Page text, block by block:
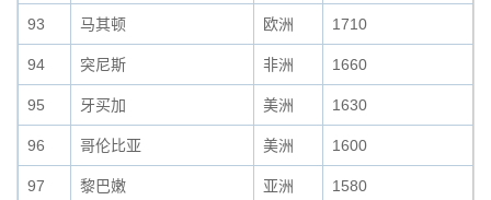
93 马其顿 欧洲 1710
94 突尼斯 非洲 1660
95 牙买加 美洲 1630
96 哥伦比亚 美洲 1600
97 黎巴嫩 亚洲 1580